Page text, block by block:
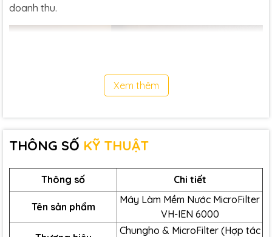
doanh thu.
Xem thêm
THÔNG SỐ KỸ THUẬT
Thông số Chi tiết
Tên sản phẩm
Máy Làm Mềm Nước MicroFilter
VH-IEN 6000
Chungho & MicroFilter (Hợp tác